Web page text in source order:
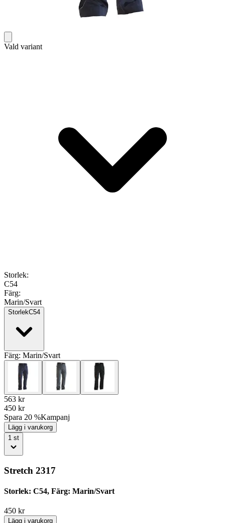
Vald variant
Storlek:
C54
Färg:
Marin/Svart
StorlekC54
Färg: Marin/Svart
563 kr
450 kr
Spara 20 %Kampanj
Lägg i varukorg
1 st
Stretch 2317
Storlek: C54, Färg: Marin/Svart
450 kr
Lägg i varukorg